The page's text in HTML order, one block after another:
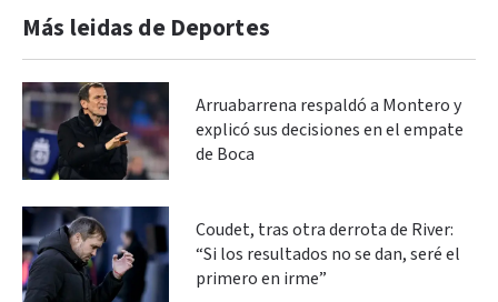
Más leidas de Deportes
Arruabarrena respaldó a Montero y
explicó sus decisiones en el empate
de Boca
Coudet, tras otra derrota de River:
“Si los resultados no se dan, seré el
primero en irme”